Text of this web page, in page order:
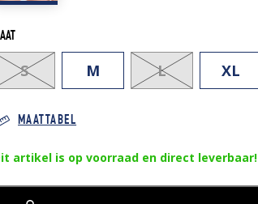
S M L XL
MAATTABEL
artikel is op voorraad en direct leverbaar!